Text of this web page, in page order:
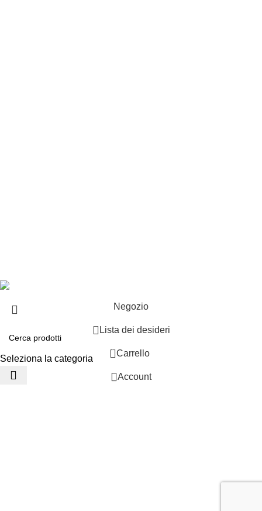
Seleziona la categoria
Negozio
Lista dei desideri
0 Carrello
Account